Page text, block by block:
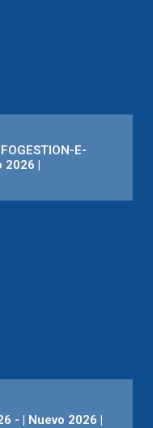
E-
2026 |
- | Nuevo 2026 |